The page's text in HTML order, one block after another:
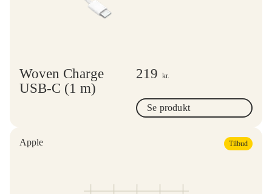
Woven Charge
USB-C (1 m)
219 kr.
Se produkt
Apple Tilbud